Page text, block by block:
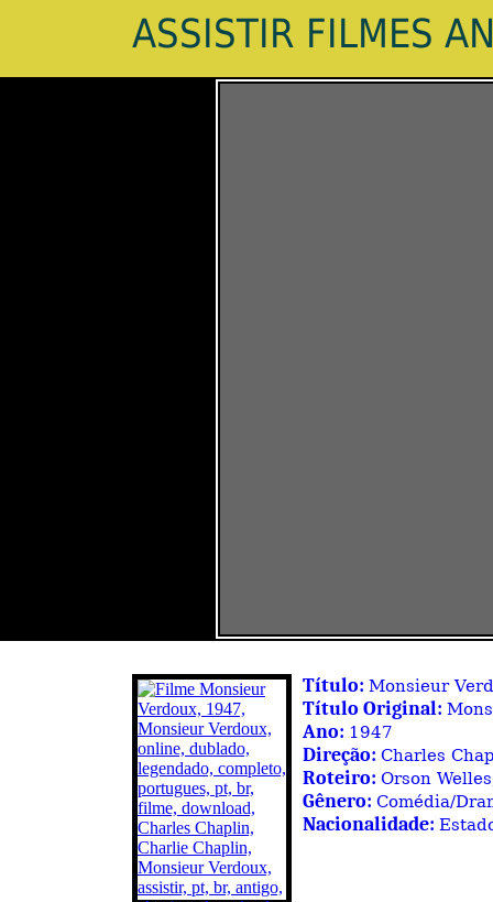
ASSISTIR FILMES
Título: Monsieur
Título Original:
Ano: 1947
Direção: Charles
Roteiro: Orson
Gênero: Comédia/
Nacionalidade: